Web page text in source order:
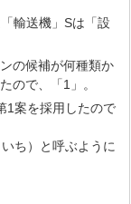
輸送機」Sは「設
の候補が何種類か
ので、「1」。
1案を採用したので
ち）と呼ぶように